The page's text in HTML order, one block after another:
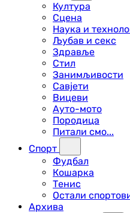
Култура
Сцена
Наука и
Љубав и секс
Здравље
Стил
Занимљивости
Савјети
Вицеви
Ауто-мото
Породица
Питали смо...
Спорт
Фудбал
Кошарка
Тенис
Остали
Архива